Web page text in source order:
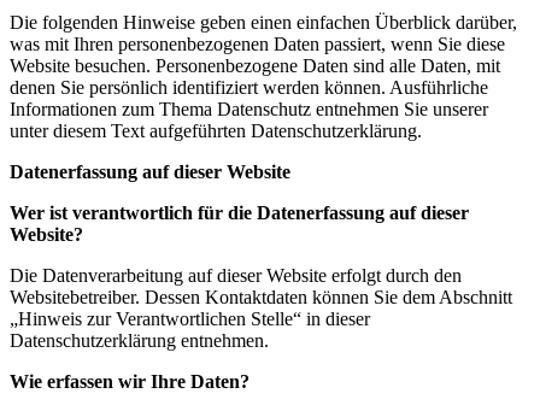
Die folgenden Hinweise geben einen einfachen Überblick darüber,
was mit Ihren personenbezogenen Daten passiert, wenn Sie diese
Website besuchen. Personenbezogene Daten sind alle Daten, mit
denen Sie persönlich identifiziert werden können. Ausführliche
Informationen zum Thema Datenschutz entnehmen Sie unserer
unter diesem Text aufgeführten Datenschutzerklärung.
Datenerfassung auf dieser Website
Wer ist verantwortlich für die Datenerfassung auf dieser
Website?
Die Datenverarbeitung auf dieser Website erfolgt durch den
Websitebetreiber. Dessen Kontaktdaten können Sie dem Abschnitt
„Hinweis zur Verantwortlichen Stelle“ in dieser
Datenschutzerklärung entnehmen.
Wie erfassen wir Ihre Daten?